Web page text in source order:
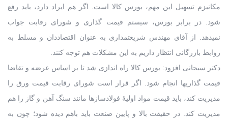
مکانیزم تسهیل این مهم، بورس کالا است. اگر هم ایراد دارد، باید رفع
شود. در برابر بورس، سیستم قیمت گذاری و شورای رقابت جواب
نمیدهد. از آقای مهندس شریعتمداری به عنوان اقتصاددان و مسلط به
روابط بازرگانی انتظار داریم به این مشکلات هم توجه کنند.
دکتر سبحانی افزود: بورس کالا راه اندازی شد تا بر اساس عرضه و تقاضا
قیمت گذاریها انجام شود. اگر قرار است شورای رقابت قیمت ورق را
مدیریت کند، باید قیمت مواد اولیۀ فولادسازها مانند سنگ آهن و گاز را هم
مدیریت کند. در حقیقت بالا و پایین صنعت باید باهم دیده شود؛ چون به